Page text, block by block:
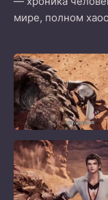
мире, полном